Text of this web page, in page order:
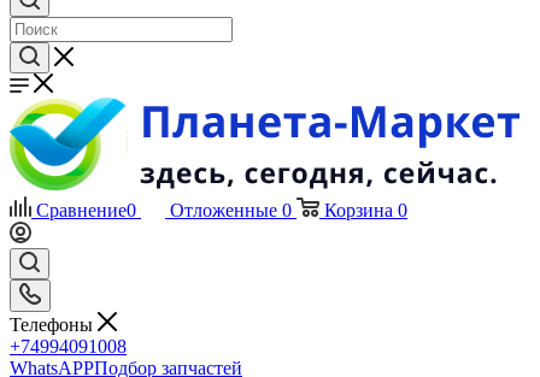
Сравнение0 Отложенные 0 Корзина 0
Телефоны
+74994091008
WhatsAPPПодбор запчастей